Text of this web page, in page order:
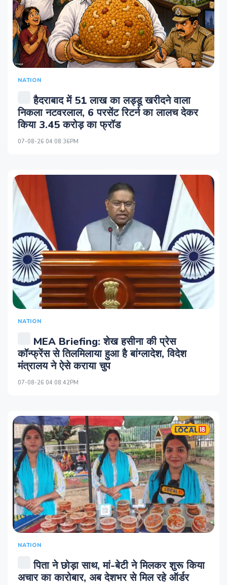
NATION
हैदराबाद में 51 लाख का लड्डू खरीदने वाला
निकला नटवरलाल, 6 परसेंट रिटर्न का लालच देकर
किया 3.45 करोड़ का फ्रॉड
07-08-26 04:08:36PM
NATION
MEA Briefing: शेख हसीना की प्रेस
कॉन्फ्रेंस से तिलमिलाया हुआ है बांग्लादेश, विदेश
मंत्रालय ने ऐसे कराया चुप
07-08-26 04:08:42PM
NATION
पिता ने छोड़ा साथ, मां-बेटी ने मिलकर शुरू किया
अचार का कारोबार, अब देशभर से मिल रहे ऑर्डर